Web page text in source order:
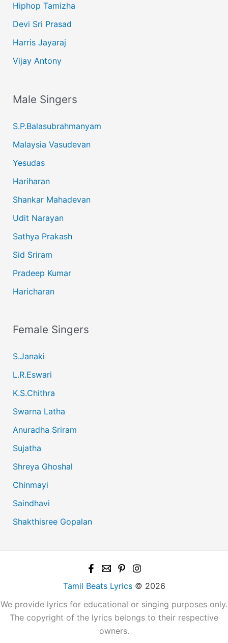
Hiphop Tamizha
Devi Sri Prasad
Harris Jayaraj
Vijay Antony
Male Singers
S.P.Balasubrahmanyam
Malaysia Vasudevan
Yesudas
Hariharan
Shankar Mahadevan
Udit Narayan
Sathya Prakash
Sid Sriram
Pradeep Kumar
Haricharan
Female Singers
S.Janaki
L.R.Eswari
K.S.Chithra
Swarna Latha
Anuradha Sriram
Sujatha
Shreya Ghoshal
Chinmayi
Saindhavi
Shakthisree Gopalan
Tamil Beats Lyrics© 2026
We provide lyrics for educational or singing purposes only.
The copyright of the lyrics belongs to their respective
owners.